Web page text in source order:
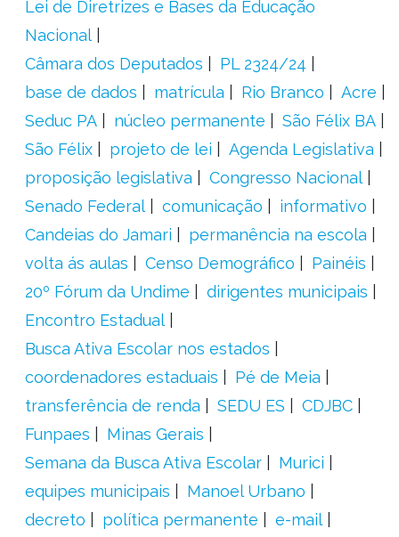
Lei de Diretrizes e Bases da Educação
Nacional
Câmara dos Deputados
PL 2324/24
base de dados
matrícula Rio Branco
Acre
Seduc PA
núcleo permanente
São Félix BA
São Félix
projeto de lei
Agenda Legislativa
proposição legislativa
Congresso Nacional
Senado Federal
comunicação
informativo
Candeias do Jamari
permanência na escola
volta ás aulas
Censo Demográfico
Painéis
20º Fórum da Undime
dirigentes municipais
Encontro Estadual
Busca Ativa Escolar nos estados
coordenadores estaduais
Pé de Meia
transferência de renda
SEDU ES
CDJBC
Funpaes
Minas Gerais
Semana da Busca Ativa Escolar
Murici
equipes municipais
Manoel Urbano
decreto
política permanente
e-mail